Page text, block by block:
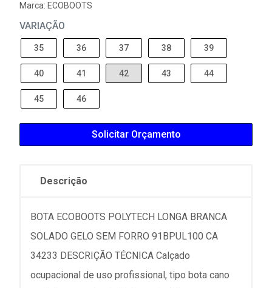
Marca: ECOBOOTS
VARIAÇÃO
35 36 37 38 39
40 41 42 43 44
45 46
Solicitar Orçamento
Descrição
BOTA ECOBOOTS POLYTECH LONGA BRANCA
SOLADO GELO SEM FORRO 91BPUL100 CA
34233 DESCRIÇÃO TÉCNICA Calçado
ocupacional de uso profissional, tipo bota cano